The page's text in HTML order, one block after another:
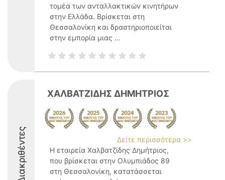
τομέα των ανταλλακτικών κινητήρων
στην Ελλάδα. Βρίσκεται στη
Θεσσαλονίκη και δραστηριοποιείται
στην εμπορία μιας ...
Διακριθέντες
ΧΑΛΒΑΤΖΙΔΗΣ ΔΗΜΗΤΡΙΟΣ
Δείτε περισσότερα >>
Η εταιρεία Χαλβατζίδης Δημήτριος,
που βρίσκεται στην Ολυμπιάδος 89
στη Θεσσαλονίκη, κατατάσσεται